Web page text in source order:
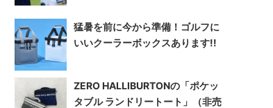
猛暑を前に今から準備！ゴルフに
いいクーラーボックスあります!!
ZERO HALLIBURTONの「ポケッ
タブル ランドリートート」（非売